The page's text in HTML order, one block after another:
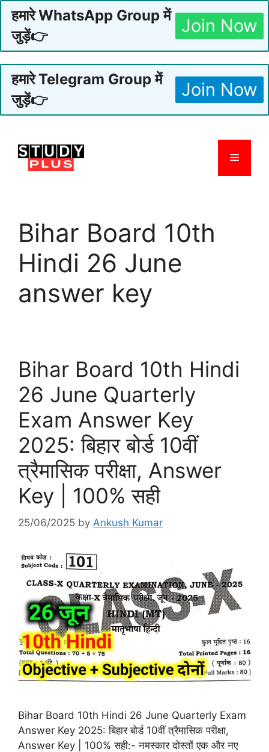
हमारे WhatsApp Group में
जुड़ें👉
Join Now
हमारे Telegram Group में
जुड़ें👉
Join Now
content
Menu
Bihar Board 10th
Hindi 26 June
answer key
Bihar Board 10th Hindi
26 June Quarterly
Exam Answer Key
2025: बिहार बोर्ड 10वीं
त्रैमासिक परीक्षा, Answer
Key | 100% सही
25/06/2025 by Ankush Kumar
Bihar Board 10th Hindi 26 June Quarterly Exam
Answer Key 2025: बिहार बोर्ड 10वीं त्रैमासिक परीक्षा,
Answer Key | 100% सही:- नमस्कार दोस्तों एक और नए